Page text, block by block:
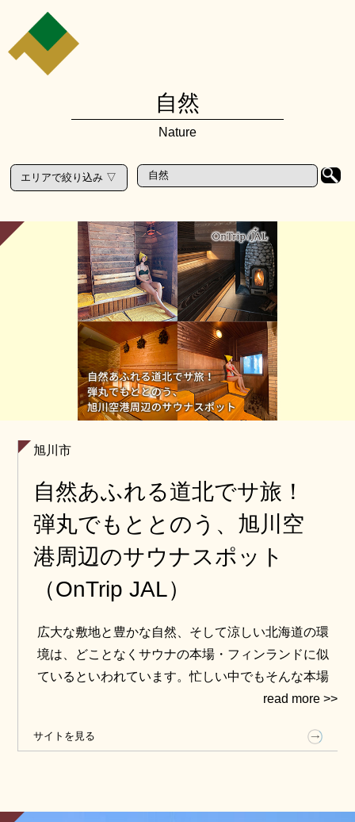
自然
Nature
旭川市
自然あふれる道北でサ旅！
弾丸でもととのう、旭川空
港周辺のサウナスポット
（OnTrip JAL）
広大な敷地と豊かな自然、そして涼しい北海道の環
境は、どことなくサウナの本場・フィンランドに似
ているといわれています。忙しい中でもそんな本場
の空気を楽しみたいなら、ぜひ旭川へ！
アは、弾丸でのサ旅（サウナ旅）にはもってこい。
ため、1泊2日でも十分にサウナでリフレッシュする
サイトを見る